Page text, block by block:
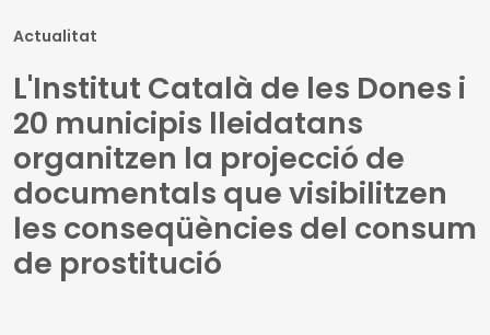
Actualitat
L'Institut Català de les Dones i
20 municipis lleidatans
organitzen la projecció de
documentals que visibilitzen
les conseqüències del consum
de prostitució